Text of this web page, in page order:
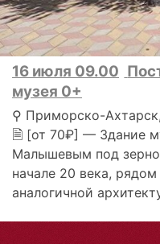
16 июля 09.00
музея 0+
⚲ Приморско-
🗎 [от 70₽] — Здание
Малышевым под
начале 20 века,
аналогичной